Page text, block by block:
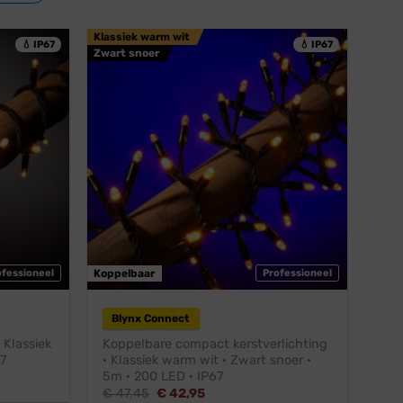
💧 IP67 💧 IP67
Professioneel
Klassiek warm wit
Zwart snoer
Koppelbaar
Blynx Connect
Koppelbare compact kerstverlichting
· Klassiek warm wit · Zwart snoer ·
5m · 200 LED · IP67
€47,45 Oorspronkelijke
€42,95Huidige